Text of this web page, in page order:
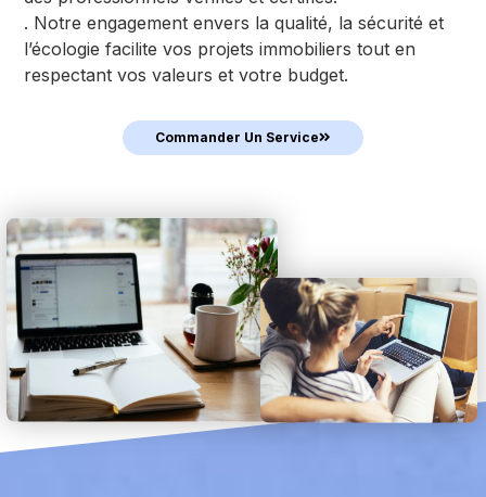
. Notre engagement envers la qualité, la sécurité et
l’écologie facilite vos projets immobiliers tout en
respectant vos valeurs et votre budget.
Commander Un Service